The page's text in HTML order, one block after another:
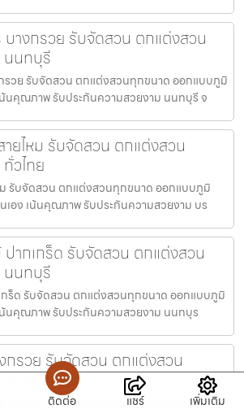
างกรวย รับจัดสวน ตกแต่งสวน
นทบุรี
รวย รับจัดสวน ตกแต่งสวนทุกขนาด ออกแบบภูมิ
น้นคุณภาพ รับประกันความสวยงาม นนทบุรี จ
ยไหม รับจัดสวน ตกแต่งสวน
วไทย
รับจัดสวน ตกแต่งสวนทุกขนาด ออกแบบภูมิ
เอง เน้นคุณภาพ รับประกันความสวยงาม บร
ากเกร็ด รับจัดสวน ตกแต่งสวน
นทบุรี
กร็ด รับจัดสวน ตกแต่งสวนทุกขนาด ออกแบบภูมิ
น้นคุณภาพ รับประกันความสวยงาม นนทบุร
รวย รับจัดสวน ตกแต่งสวน
นทบุรี
รับจัดสวน ตกแต่งสวนทุกขนาด ออกแบบภูมิ
ติดต่อ แชร์ เพิ่มเติม